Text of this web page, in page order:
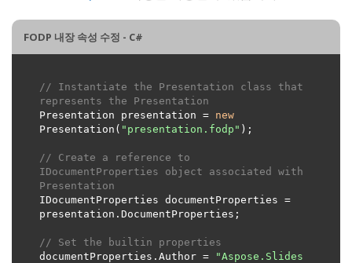
FODP 내장 속성 수정 - C#
// Instantiate the Presentation class that
represents the Presentation
Presentation presentation = new
Presentation( "presentation.fodp"
// Create a reference to
IDocumentProperties object associated with
Presentation
IDocumentProperties documentProperties =
// Set the builtin properties
documentProperties.Author =
"Aspose.Slides